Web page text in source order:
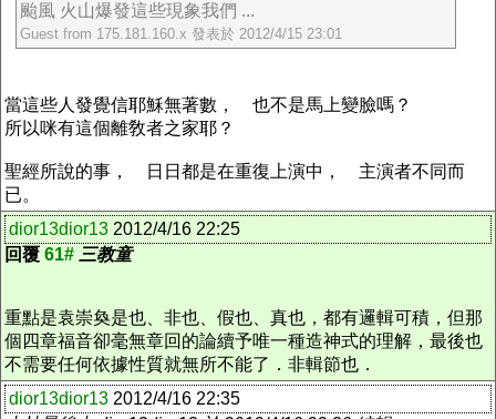
颱風 火山爆發這些現象我們 ...
Guest from 175.181.160.x 發表於 2012/4/15 23:01
當這些人發覺信耶穌無著數， 也不是馬上變臉嗎？
所以咪有這個離敎者之家耶？
聖經所說的事， 日日都是在重復上演中， 主演者不同而
已。
dior13dior13 2012/4/16 22:25
回覆 61# 三教童
重點是袁崇奐是也、非也、假也、真也，都有邏輯可積，但那
個四章福音卻毫無章回的論續予唯一種造神式的理解，最後也
不需要任何依據性質就無所不能了．非輯節也．
dior13dior13 2012/4/16 22:35